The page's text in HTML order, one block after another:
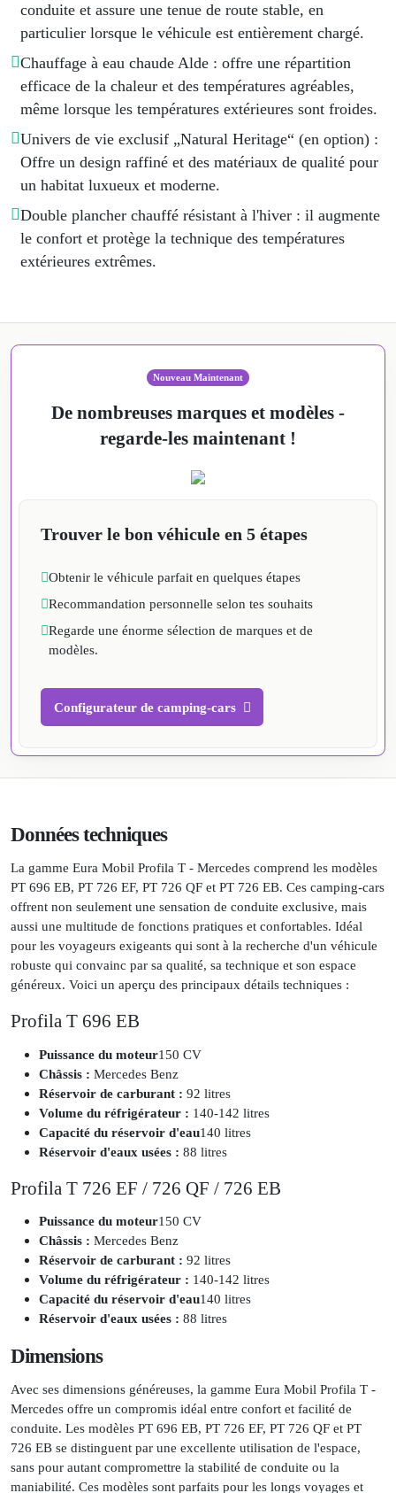
conduite et assure une tenue de route stable, en
particulier lorsque le véhicule est entièrement chargé.
Chauffage à eau chaude Alde : offre une répartition
efficace de la chaleur et des températures agréables,
même lorsque les températures extérieures sont froides.
Univers de vie exclusif „Natural Heritage“ (en option) :
Offre un design raffiné et des matériaux de qualité pour
un habitat luxueux et moderne.
Double plancher chauffé résistant à l'hiver : il augmente
le confort et protège la technique des températures
extérieures extrêmes.
Nouveau Maintenant
De nombreuses marques et modèles -
regarde-les maintenant !
Trouver le bon véhicule en 5 étapes
Obtenir le véhicule parfait en quelques étapes
Recommandation personnelle selon tes souhaits
Regarde une énorme sélection de marques et de
modèles.
Configurateur de camping-cars
Données techniques
La gamme Eura Mobil Profila T - Mercedes comprend les modèles
PT 696 EB, PT 726 EF, PT 726 QF et PT 726 EB. Ces camping-cars
offrent non seulement une sensation de conduite exclusive, mais
aussi une multitude de fonctions pratiques et confortables. Idéal
pour les voyageurs exigeants qui sont à la recherche d'un véhicule
robuste qui convainc par sa qualité, sa technique et son espace
généreux. Voici un aperçu des principaux détails techniques :
Profila T 696 EB
Puissance du moteur150 CV
Châssis : Mercedes Benz
Réservoir de carburant : 92 litres
Volume du réfrigérateur : 140-142 litres
Capacité du réservoir d'eau140 litres
Réservoir d'eaux usées : 88 litres
Profila T 726 EF / 726 QF / 726 EB
Puissance du moteur150 CV
Châssis : Mercedes Benz
Réservoir de carburant : 92 litres
Volume du réfrigérateur : 140-142 litres
Capacité du réservoir d'eau140 litres
Réservoir d'eaux usées : 88 litres
Dimensions
Avec ses dimensions généreuses, la gamme Eura Mobil Profila T -
Mercedes offre un compromis idéal entre confort et facilité de
conduite. Les modèles PT 696 EB, PT 726 EF, PT 726 QF et PT
726 EB se distinguent par une excellente utilisation de l'espace,
sans pour autant compromettre la stabilité de conduite ou la
maniabilité. Ces modèles sont parfaits pour les longs voyages et